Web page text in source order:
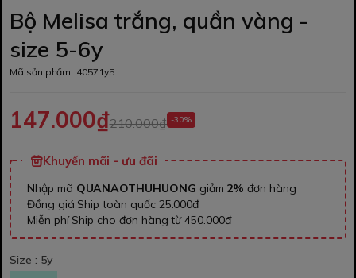
Bộ Melisa trắng, quần vàng -
size 5-6y
Mã sản phẩm: 40571y5
147.000₫210.000₫ -30%
Khuyến mãi - ưu đãi
Nhập mã QUANAOTHUHUONG giảm 2% đơn hàng
Đồng giá Ship toàn quốc 25.000đ
Miễn phí Ship cho đơn hàng từ 450.000đ
Size : 5y